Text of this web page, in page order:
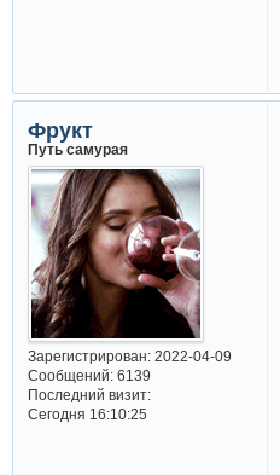
Фрукт
Путь самурая
Зарегистрирован: 2022-04-09
Сообщений:6139
Последний визит:
Сегодня 16:10:25